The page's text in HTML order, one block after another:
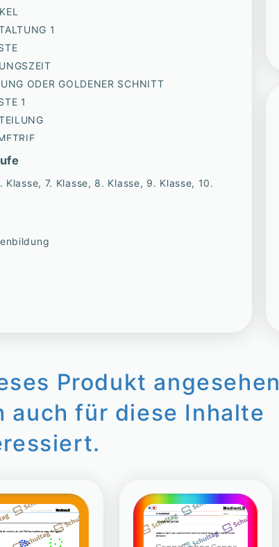
1
ODER GOLDENER SCHNITT
1
Klasse, 7. Klasse, 8. Klasse, 9. Klasse, 10.
Produkt angesehen
auch für diese Inhalte